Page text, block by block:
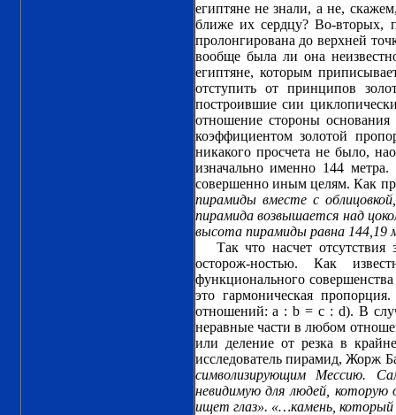
египтяне не знали, а не,
ближе их сердцу? Во-вторых,
пролонгирована до верхней
вообще была ли она
египтяне, которым
отступить от принципов
построившие сии
отношение стороны
коэффициентом золотой
никакого просчета не было,
изначально именно 144
совершенно иным целям. Как
пирамиды вместе с
пирамида возвышается над
высота пирамиды равна 144,19
Так что насчет
осторож-ностью. Как
функционального
это гармоническая
отношений: a : b = c : d). В
неравные части в любом
или деление от резка в
исследователь пирамид, Жорж
символизирующим Мессию.
невидимую для людей, которую
ищет глаз». «…камень, который